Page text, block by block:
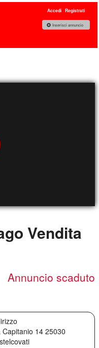
Accedi Registrati
Inserisci annuncio
Vendita
Annuncio scaduto
Capitanio 14 25030